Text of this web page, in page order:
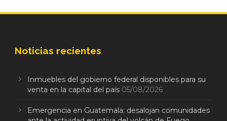
Noticias recientes
Inmuebles del gobierno federal disponibles para su
venta en la capital del país 05/08/2026
Emergencia en Guatemala: desalojan comunidades